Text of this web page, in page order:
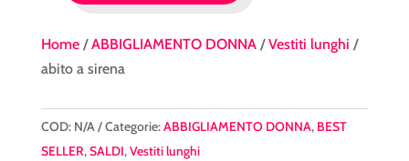
sirena
quantità
Home/ABBIGLIAMENTO DONNA/Vestiti lunghi /
abito a sirena
COD: N/A Categorie:ABBIGLIAMENTO DONNA, BEST
SELLER,SALDI,Vestiti lunghi